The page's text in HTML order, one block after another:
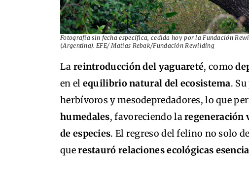
Fotografía sin fecha específica, cedida hoy por la Fundación
(Argentina). EFE/ Matías Rebak/Fundación Rewilding
La reintroducción del yaguareté, como
en el equilibrio natural del ecosistema.
herbívoros y mesodepredadores, lo que
humedales, favoreciendo laregeneración
de especies. El regreso del felino no solo
querestauró relaciones ecológicas